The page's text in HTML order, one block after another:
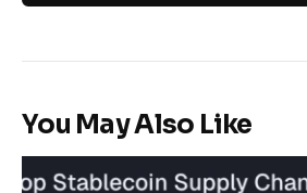
You May Also Like